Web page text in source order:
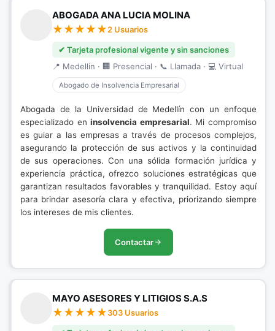
ABOGADA ANA LUCIA MOLINA
2 Usuarios
✔ Tarjeta profesional vigente y sin sanciones
📍 Medellín · 🏢 Presencial · 📞 Llamada · 💻 Virtual
Abogado de Insolvencia Empresarial
Abogada de la Universidad de Medellín con un enfoque
especializado eninsolvencia empresarial. Mi compromiso
es guiar a las empresas a través de procesos complejos,
asegurando la protección de sus activos y la continuidad
de sus operaciones. Con una sólida formación jurídica y
experiencia práctica, ofrezco soluciones estratégicas que
garantizan resultados favorables y tranquilidad. Estoy aquí
para brindar asesoría clara y efectiva, priorizando siempre
los intereses de mis clientes.
Contactar
MAYO ASESORES Y LITIGIOS S.A.S
303 Usuarios